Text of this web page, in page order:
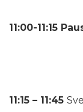
11:00-11:15
11:15 – 11:45